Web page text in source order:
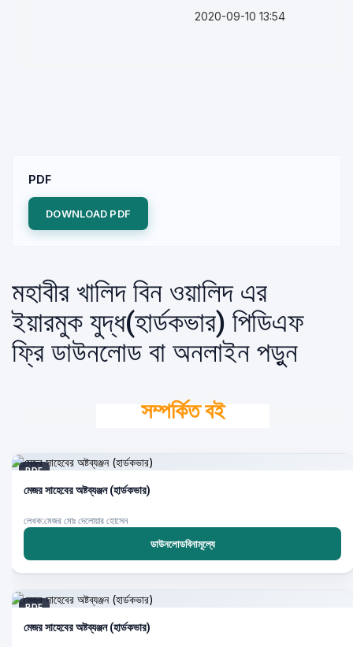
2020-09-10 13:54
PDF
DOWNLOAD PDF
মহাবীর খালিদ বিন ওয়ালিদ এর
ইয়ারমুক যুদ্ধ(হার্ডকভার) পিডিএফ
ফ্রি ডাউনলোড বা অনলাইন পড়ুন
সম্পর্কিত বই
PDF
মেজর সাহেবের অষ্টব্যঞ্জন (হার্ডকভার)
লেখক:মেজর মোঃ দেলোয়ার হোসেন
ডাউনলোডবিনামূল্যে
PDF
মেজর সাহেবের অষ্টব্যঞ্জন (হার্ডকভার)